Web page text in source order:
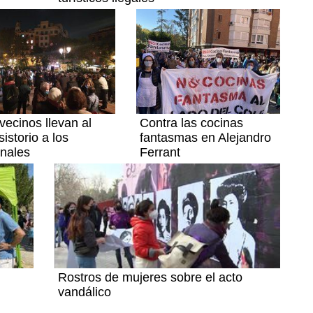
llevan al
a los
Contra las cocinas
fantasmas en Alejandro
Ferrant
Rostros de mujeres sobre el acto
vandálico